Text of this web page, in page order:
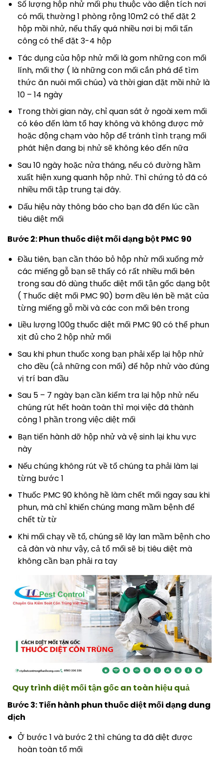
Số lượng hộp nhử mối phụ thuộc vào diện tích nơi
có mối, thường 1 phòng rộng 10m2 có thể đặt 2
hộp mồi nhử, nếu thấy quá nhiều nơi bị mối tấn
công có thể đặt 3-4 hộp
Tác dụng của hộp nhử mối là gom những con mối
lính, mối thợ ( là những con mối cắn phá để tìm
thức ăn nuôi mối chúa) và thời gian đặt mồi nhử là
10 – 14 ngày
Trong thời gian này, chỉ quan sát ở ngoài xem mối
có kéo đến làm tổ hay không và không được mở
hoặc động chạm vào hộp để tránh tình trạng mối
phát hiện đang bị nhử sẽ không kéo đến nữa
Sau 10 ngày hoặc nửa tháng, nếu có đường hầm
xuất hiện xung quanh hộp nhử. Thì chứng tỏ đã có
nhiều mối tập trung tại đây.
Dấu hiệu này thông báo cho bạn đã đến lúc cần
tiêu diệt mối
Bước 2: Phun thuốc diệt mối dạng bột PMC 90
Đầu tiên, bạn cần tháo bỏ hộp nhử mối xuống mở
các miếng gỗ bạn sẽ thấy có rất nhiều mối bên
trong sau đó dùng thuốc diệt mối tận gốc dạng bột
( Thuốc diệt mối PMC 90) bơm đều lên bề mặt của
từng miếng gỗ mồi và các con mối bên trong
Liều lượng 100g thuốc diệt mối PMC 90 có thể phun
xịt đủ cho 2 hộp nhử mối
Sau khi phun thuốc xong bạn phải xếp lại hộp nhử
cho đều (cả những con mối) để hộp nhử vào đúng
vị trí ban đầu
Sau 5 – 7 ngày bạn cần kiểm tra lại hộp nhử nếu
chúng rút hết hoàn toàn thì mọi việc đã thành
công 1 phần trong việc diệt mối
Bạn tiến hành dỡ hộp nhử và vệ sinh lại khu vực
này
Nếu chúng không rút về tổ chúng ta phải làm lại
từng bước 1
Thuốc PMC 90 không hề làm chết mối ngay sau khi
phun, mà chỉ khiến chúng mang mầm bệnh để
chết từ từ
Khi mối chạy về tổ, chúng sẽ lây lan mầm bệnh cho
cả đàn và như vậy, cả tổ mối sẽ bị tiêu diệt mà
không cần bạn phải ra tay
Quy trình diệt mối tận gốc an toàn hiệu quả
Bước 3: Tiến hành phun thuốc diệt mối dạng dung
dịch
Ở bước 1 và bước 2 thì chúng ta đã diệt được
hoàn toàn tổ mối